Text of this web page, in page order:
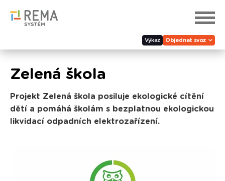
Výkaz Objednat svoz
Zelená škola
Projekt Zelená škola posiluje ekologické cítění
dětí a pomáhá školám s bezplatnou ekologickou
likvidací odpadních elektrozařízení.